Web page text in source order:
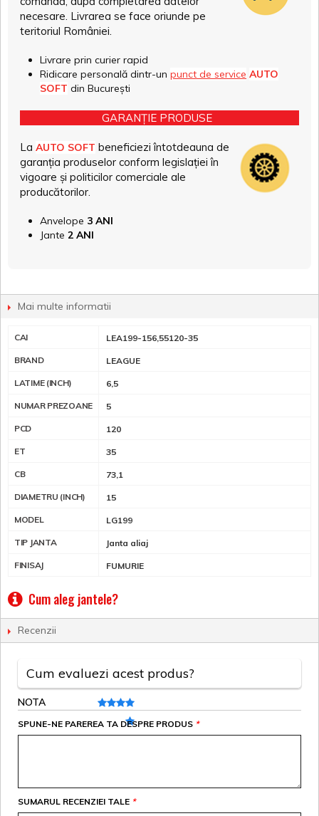
necesare. Livrarea se face oriunde pe
teritoriul României.
Livrare prin curier rapid
Ridicare personală dintr-un punct de service AUTO
SOFT din București
GARANȚIE PRODUSE
La AUTO SOFT beneficiezi întotdeauna de
garanția produselor conform legislației în
vigoare și politicilor comerciale ale
producătorilor.
Anvelope 3 ANI
Jante 2 ANI
Mai multe informatii
CAI LEA199-156,55120-35
BRAND LEAGUE
LATIME (INCH) 6,5
NUMAR PREZOANE 5
PCD 120
ET 35
CB 73,1
DIAMETRU (INCH) 15
MODEL LG199
TIP JANTA Janta aliaj
FINISAJ FUMURIE
Cum aleg jantele?
Recenzii
Cum evaluezi acest produs?
NOTA
*
SPUNE-NE PAREREA TA DESPRE PRODUS
*
SUMARUL RECENZIEI TALE